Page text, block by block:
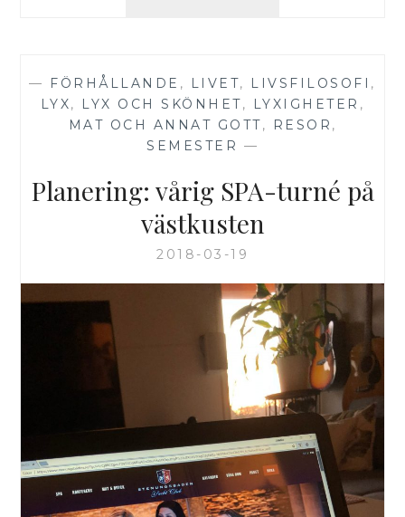
VÄSTKUSTEN
(DEL
2)
— FÖRHÅLLANDE , LIVET, LIVSFILOSOFI ,
LYX, LYX OCH SKÖNHET, LYXIGHETER ,
MAT OCH ANNAT GOTT, RESOR ,
SEMESTER —
Planering: vårig SPA-turné på
västkusten
2018-03-19